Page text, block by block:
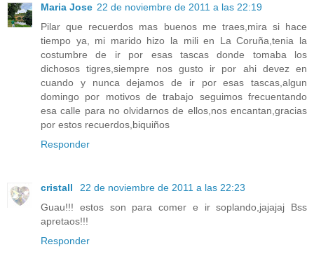
Maria Jose 22 de noviembre de 2011 a las 22:19
Pilar que recuerdos mas buenos me traes,mira si hace
tiempo ya, mi marido hizo la mili en La Coruña,tenia la
costumbre de ir por esas tascas donde tomaba los
dichosos tigres,siempre nos gusto ir por ahi devez en
cuando y nunca dejamos de ir por esas tascas,algun
domingo por motivos de trabajo seguimos frecuentando
esa calle para no olvidarnos de ellos,nos encantan,gracias
por estos recuerdos,biquiños
Responder
cristall
22 de noviembre de 2011 a las 22:23
Guau!!! estos son para comer e ir soplando,jajajaj Bss
apretaos!!!
Responder